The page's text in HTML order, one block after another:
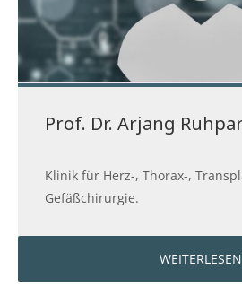
Prof. Dr. Arjang
Klinik für Herz-, Thorax-,
Gefäßchirurgie.
WEITERLESEN